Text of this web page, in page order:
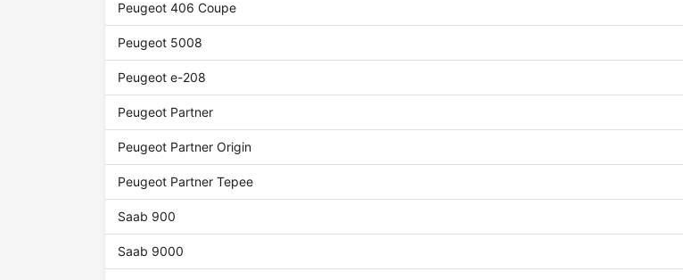
Peugeot 406 Coupe
Peugeot 5008
Peugeot e-208
Peugeot Partner
Peugeot Partner Origin
Peugeot Partner Tepee
Saab 900
Saab 9000